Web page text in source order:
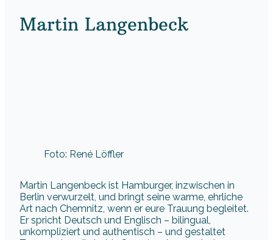
Martin Langenbeck
Foto: René Löffler
Martin Langenbeck ist Hamburger, inzwischen in
Berlin verwurzelt, und bringt seine warme, ehrliche
Art nach Chemnitz, wenn er eure Trauung begleitet.
Er spricht Deutsch und Englisch – bilingual,
unkompliziert und authentisch – und gestaltet